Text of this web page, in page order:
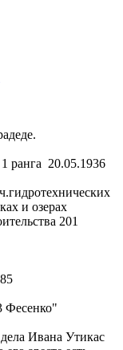
20.05.1936
и озерах
201
Фесенко"
Ивана Утикас